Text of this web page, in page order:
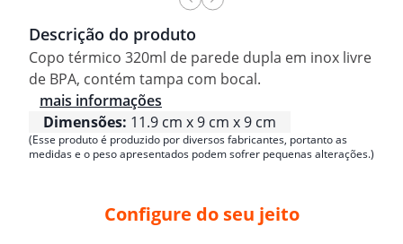
Descrição do produto
Copo térmico 320ml de parede dupla em inox livre
de BPA, contém tampa com bocal.
mais informações
Dimensões: 11.9 cm x 9 cm x 9 cm
(Esse produto é produzido por diversos fabricantes, portanto as
medidas e o peso apresentados podem sofrer pequenas alterações.)
Configure do seu jeito